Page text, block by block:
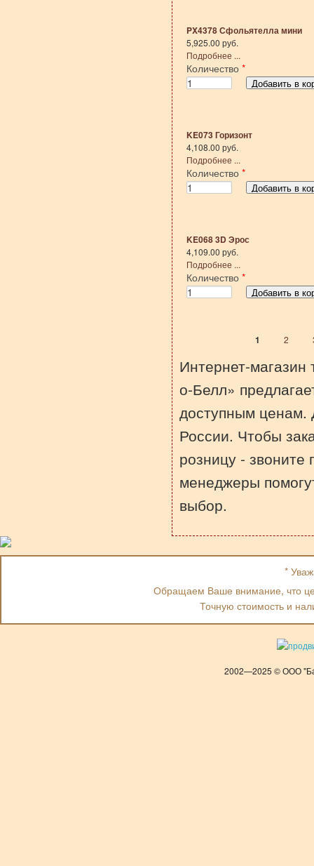
PX4378 Сфольятелла мини
5,925.00 руб.
Подробнее ...
Количество *
KE073 Горизонт
4,108.00 руб.
Подробнее ...
Количество *
KE068 3D Эрос
4,109.00 руб.
Подробнее ...
Количество *
1 2
Интернет-магазин
о-Белл»
доступным ценам.
России. Чтобы
розницу -
менеджеры
выбор.
*
Обращаем Ваше внимание, что
Точную стоимость и
2002—2025 © ООО